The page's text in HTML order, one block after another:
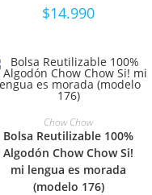
$14.990
SELECCIONAR OPCIONES
Chow Chow
Bolsa Reutilizable 100%
Algodón Chow Chow Si!
mi lengua es morada
(modelo 176)